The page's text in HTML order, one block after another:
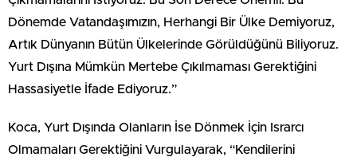
Dönemde Vatandaşımızın, Herhangi Bir Ülke Demiyoruz,
Artık Dünyanın Bütün Ülkelerinde Görüldüğünü Biliyoruz.
Yurt Dışına Mümkün Mertebe Çıkılmaması Gerektiğini
Hassasiyetle İfade Ediyoruz.”
Koca, Yurt Dışında Olanların İse Dönmek İçin Israrcı
Olmamaları Gerektiğini Vurgulayarak, “Kendilerini